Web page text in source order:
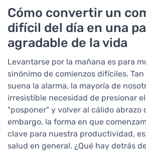
Cómo convertir un
difícil del día en una
agradable de la vida
Levantarse por la mañana es para
sinónimo de comienzos difíciles.
suena la alarma, la mayoría de
irresistible necesidad de presionar
"posponer" y volver al cálido abrazo
embargo, la forma en que
clave para nuestra productividad,
salud en general. ¿Qué hay detrás